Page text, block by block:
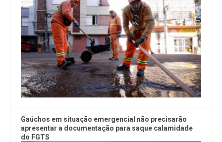
Gaúchos em situação emergencial não precisarão
apresentar a documentação para saque calamidade
do FGTS